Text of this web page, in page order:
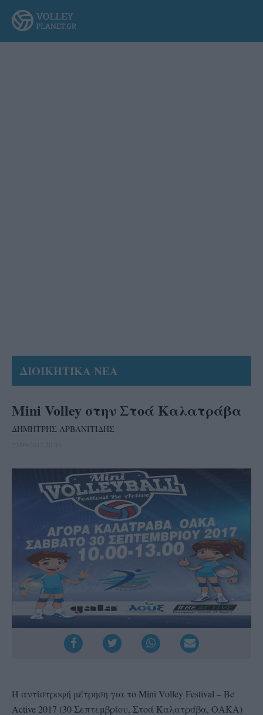
ΔΙΟΙΚΗΤΙΚΑ ΝΕΑ
Mini Volley στην Στοά Καλατράβα
ΔΗΜΗΤΡΗΣ ΑΡΒΑΝΙΤΙΔΗΣ
Η αντίστροφή μέτρηση για το Mini Volley Festival – Be
Active 2017 (30 Σεπτεμβρίου, Στοά Καλατράβα, ΟΑΚΑ)